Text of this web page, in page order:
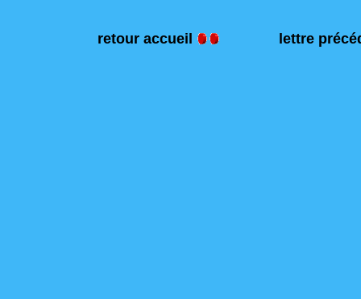
retour accueil lettre